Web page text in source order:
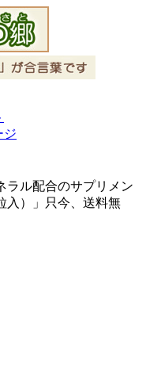
ジ
ラル配合のサプリメン
入）」只今、送料無